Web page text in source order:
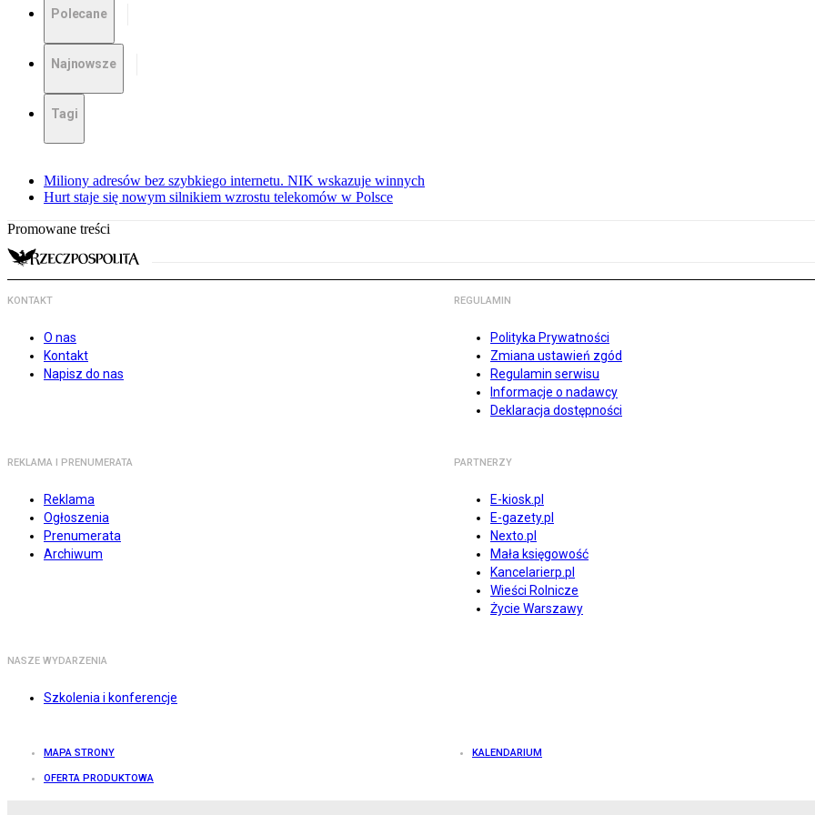
Polecane
Najnowsze
Tagi
Miliony adresów bez szybkiego internetu. NIK wskazuje winnych
Hurt staje się nowym silnikiem wzrostu telekomów w Polsce
Promowane treści
KONTAKT
O nas
Kontakt
Napisz do nas
REGULAMIN
Polityka Prywatności
Zmiana ustawień zgód
Regulamin serwisu
Informacje o nadawcy
Deklaracja dostępności
REKLAMA I PRENUMERATA
Reklama
Ogłoszenia
Prenumerata
Archiwum
PARTNERZY
E-kiosk.pl
E-gazety.pl
Nexto.pl
Mała księgowość
Kancelarierp.pl
Wieści Rolnicze
Życie Warszawy
NASZE WYDARZENIA
Szkolenia i konferencje
MAPA STRONY KALENDARIUM
OFERTA PRODUKTOWA